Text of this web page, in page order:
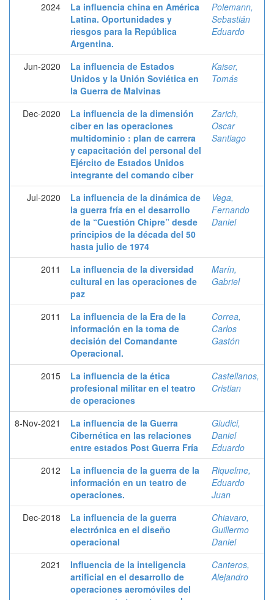
2024
La influencia china en América
Latina. Oportunidades y
riesgos para la República
Argentina.
Polemann,
Sebastián
Eduardo
Jun-2020
La influencia de Estados
Unidos y la Unión Soviética en
la Guerra de Malvinas
Kaiser,
Tomás
Dec-2020
La influencia de la dimensión
ciber en las operaciones
multidominio : plan de carrera
y capacitación del personal del
Ejército de Estados Unidos
integrante del comando ciber
Zarich,
Oscar
Santiago
Jul-2020
La influencia de la dinámica de
la guerra fría en el desarrollo
de la “Cuestión Chipre” desde
principios de la década del 50
hasta julio de 1974
Vega,
Fernando
Daniel
2011
La influencia de la diversidad
cultural en las operaciones de
paz
Marín,
Gabriel
2011
La influencia de la Era de la
información en la toma de
decisión del Comandante
Operacional.
Correa,
Carlos
Gastón
2015
La influencia de la ética
profesional militar en el teatro
de operaciones
Castellanos,
Cristian
8-Nov-2021
La influencia de la Guerra
Cibernética en las relaciones
entre estados Post Guerra Fría
Giudici,
Daniel
Eduardo
2012
La influencia de la guerra de la
información en un teatro de
operaciones.
Riquelme,
Eduardo
Juan
Dec-2018
La influencia de la guerra
electrónica en el diseño
operacional
Chiavaro,
Guillermo
Daniel
2021
Influencia de la inteligencia
artificial en el desarrollo de
operaciones aeromóviles del
Canteros,
Alejandro